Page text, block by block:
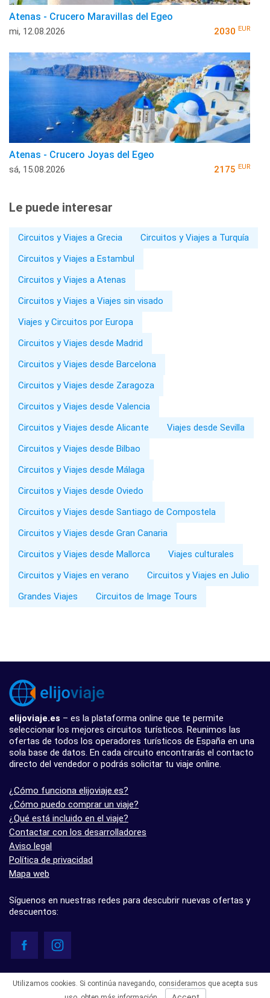
Atenas - Crucero Maravillas del Egeo
mi, 12.08.2026 2030 EUR
Atenas - Crucero Joyas del Egeo
sá, 15.08.2026 2175 EUR
Le puede interesar
Circuitos y Viajes a Grecia
Circuitos y Viajes a Turquía
Circuitos y Viajes a Estambul
Circuitos y Viajes a Atenas
Circuitos y Viajes a Viajes sin visado
Viajes y Circuitos por Europa
Circuitos y Viajes desde Madrid
Circuitos y Viajes desde Barcelona
Circuitos y Viajes desde Zaragoza
Circuitos y Viajes desde Valencia
Circuitos y Viajes desde Alicante
Viajes desde Sevilla
Circuitos y Viajes desde Bilbao
Circuitos y Viajes desde Málaga
Circuitos y Viajes desde Oviedo
Circuitos y Viajes desde Santiago de Compostela
Circuitos y Viajes desde Gran Canaria
Circuitos y Viajes desde Mallorca
Viajes culturales
Circuitos y Viajes en verano
Circuitos y Viajes en Julio
Grandes Viajes
Circuitos de Image Tours
elijoviaje.es – es la plataforma online que te permite
seleccionar los mejores circuitos turísticos. Reunimos las
ofertas de todos los operadores turísticos de España en una
sola base de datos. En cada circuito encontrarás el contacto
directo del vendedor o podrás solicitar tu viaje online.
¿Cómo funciona elijoviaje.es?
¿Cómo puedo comprar un viaje?
¿Qué está incluido en el viaje?
Contactar con los desarrolladores
Aviso legal
Política de privacidad
Mapa web
Síguenos en nuestras redes para descubrir nuevas ofertas y
descuentos:
- 5.0 basado en 7 opiniones
Utilizamos cookies. Si continúa navegando, consideramos que acepta sus